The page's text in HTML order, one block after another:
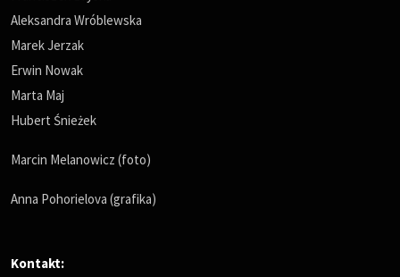
Aleksandra Wróblewska
Marek Jerzak
Erwin Nowak
Marta Maj
Hubert Śnieżek
Marcin Melanowicz (foto)
Anna Pohorielova (grafika)
Kontakt: